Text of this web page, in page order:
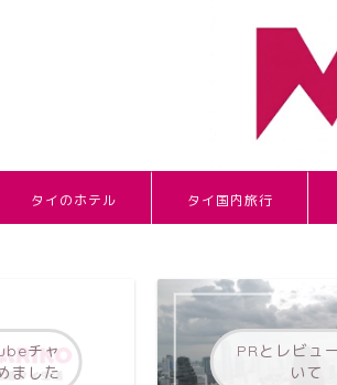
タイのホテル タイ国内旅行
チャ
ました
PRとレビュ
いて